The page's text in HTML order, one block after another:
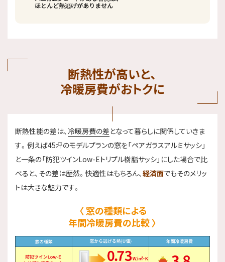
断熱性が高いと、
冷暖房費がおトクに
断熱性能の差は、 冷暖房費の差となって暮らしに関係していきま
す。例えば45坪のモデルプランの窓を「ペアガラスアルミサッシ」
と一条の「防犯ツインLow-Eトリプル樹脂サッシ」にした場合で比
べると、その差は歴然。快適性はもちろん、 経済面でもそのメリッ
トは大きな魅力です。
窓の種類による
年間冷暖房費の比較